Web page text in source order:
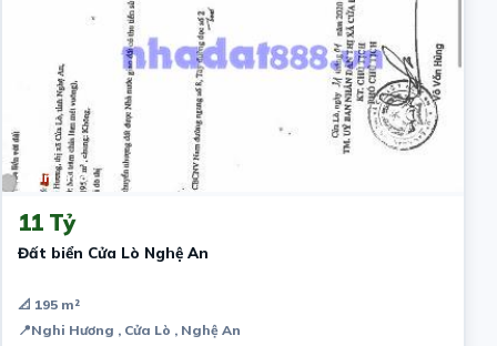
1 năm trước
11 Tỷ
Đất biển Cửa Lò Nghệ An
📐 195 m²
📍Nghi Hương , Cửa Lò , Nghệ An